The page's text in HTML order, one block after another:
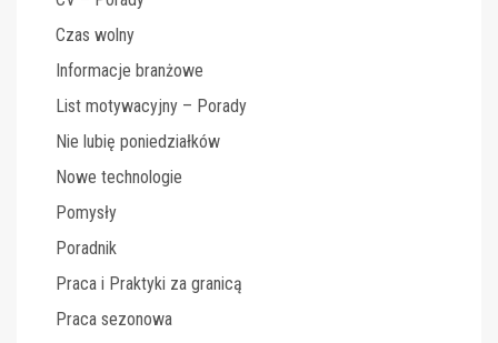
Czas wolny
Informacje branżowe
List motywacyjny – Porady
Nie lubię poniedziałków
Nowe technologie
Pomysły
Poradnik
Praca i Praktyki za granicą
Praca sezonowa